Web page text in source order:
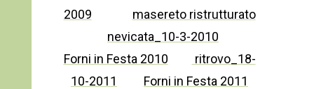
2009
masereto ristrutturato
nevicata_10-3-2010
Forni in Festa 2010
ritrovo_18-
10-2011
Forni in Festa 2011